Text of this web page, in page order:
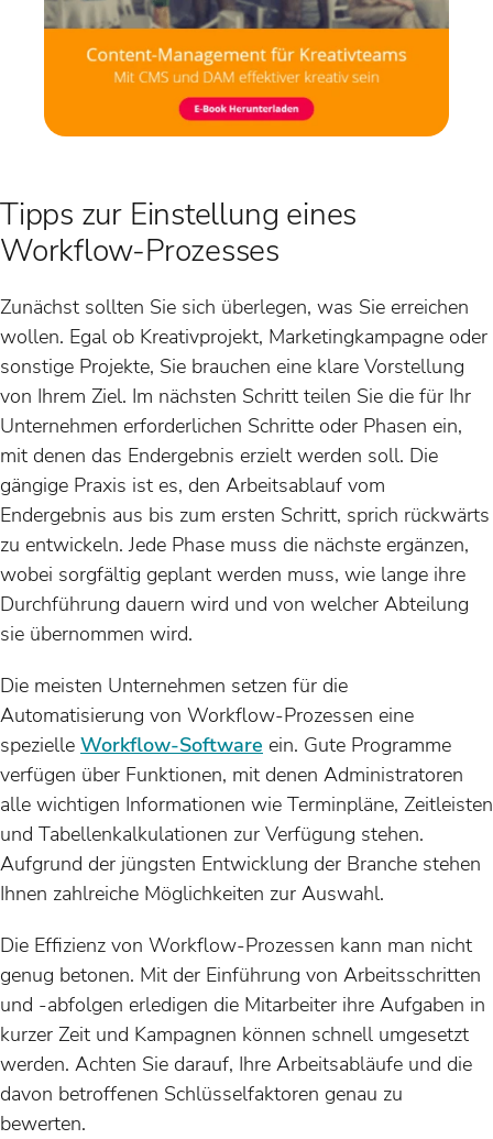
Tipps zur Einstellung eines
Workflow-Prozesses
Zunächst sollten Sie sich überlegen, was Sie erreichen
wollen. Egal ob Kreativprojekt, Marketingkampagne oder
sonstige Projekte, Sie brauchen eine klare Vorstellung
von Ihrem Ziel. Im nächsten Schritt teilen Sie die für Ihr
Unternehmen erforderlichen Schritte oder Phasen ein,
mit denen das Endergebnis erzielt werden soll. Die
gängige Praxis ist es, den Arbeitsablauf vom
Endergebnis aus bis zum ersten Schritt, sprich rückwärts
zu entwickeln. Jede Phase muss die nächste ergänzen,
wobei sorgfältig geplant werden muss, wie lange ihre
Durchführung dauern wird und von welcher Abteilung
sie übernommen wird.
Die meisten Unternehmen setzen für die
Automatisierung von Workflow-Prozessen eine
spezielle Workflow-Software ein. Gute Programme
verfügen über Funktionen, mit denen Administratoren
alle wichtigen Informationen wie Terminpläne, Zeitleisten
und Tabellenkalkulationen zur Verfügung stehen.
Aufgrund der jüngsten Entwicklung der Branche stehen
Ihnen zahlreiche Möglichkeiten zur Auswahl.
Die Effizienz von Workflow-Prozessen kann man nicht
genug betonen. Mit der Einführung von Arbeitsschritten
und -abfolgen erledigen die Mitarbeiter ihre Aufgaben in
kurzer Zeit und Kampagnen können schnell umgesetzt
werden. Achten Sie darauf, Ihre Arbeitsabläufe und die
davon betroffenen Schlüsselfaktoren genau zu
bewerten.